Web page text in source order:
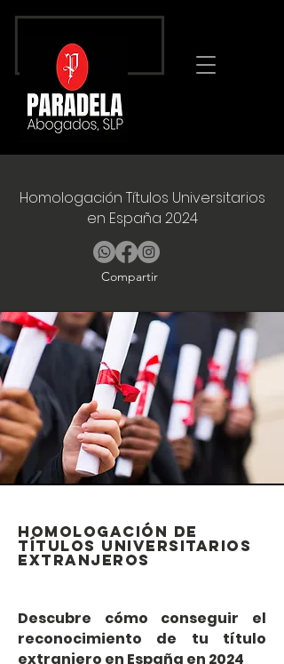
Homologación Títulos Universitarios
en España 2024
Compartir
homologación de
títulos universitarios
extranjeros
Descubre cómo conseguir el
reconocimiento de tu título
extranjero en España en 2024